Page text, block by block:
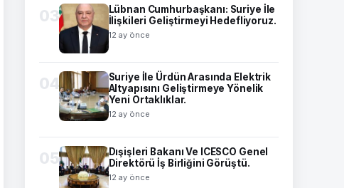
03
Lübnan Cumhurbaşkanı: Suriye İle
İlişkileri Geliştirmeyi Hedefliyoruz.
12 ay önce
04
Suriye İle Ürdün Arasında Elektrik
Altyapısını Geliştirmeye Yönelik
Yeni Ortaklıklar.
12 ay önce
05
Dışişleri Bakanı Ve ICESCO Genel
Direktörü İş Birliğini Görüştü.
12 ay önce